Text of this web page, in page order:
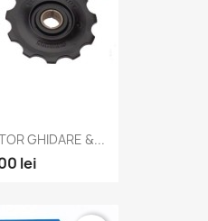
GHIDARE &...
lei